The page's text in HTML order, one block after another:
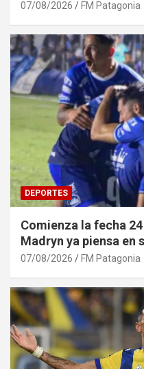
07/08/2026 FM Patagonia
DEPORTES
Comienza la fecha
Madryn ya piensa en
07/08/2026 FM Patagonia